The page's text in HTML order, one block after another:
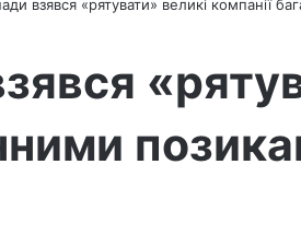
взявся «рятувати» великі компанії